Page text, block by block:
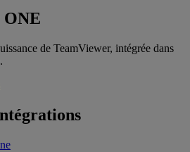
ONE
de TeamViewer, intégrée dans